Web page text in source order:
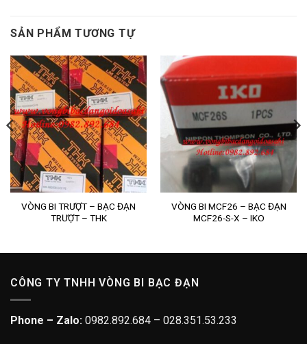
SẢN PHẨM TƯƠNG TỰ
VÒNG BI TRƯỢT – BẠC ĐẠN
TRƯỢT – THK
VÒNG BI MCF26 – BẠC ĐẠN
MCF26-S-X – IKO
CÔNG TY TNHH VÒNG BI BẠC ĐẠN
Phone – Zalo: 0982.892.684 – 028.351.53.233